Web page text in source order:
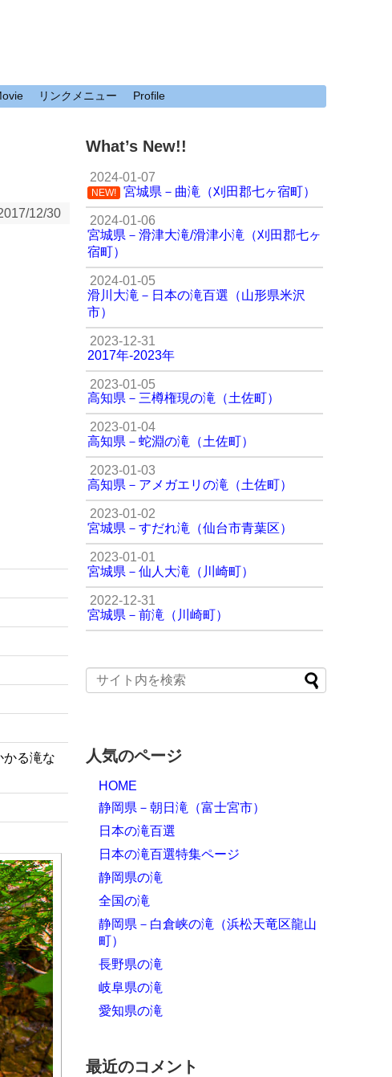
リンクメニュー Profile
12/30
かる滝な
What’s New!!
2024-01-07
NEW! 宮城県－曲滝（刈田郡七ヶ宿町）
2024-01-06
宮城県－滑津大滝/滑津小滝（刈田郡七ヶ
宿町）
2024-01-05
滑川大滝－日本の滝百選（山形県米沢
市）
2023-12-31
2017年-2023年
2023-01-05
高知県－三樽権現の滝（土佐町）
2023-01-04
高知県－蛇淵の滝（土佐町）
2023-01-03
高知県－アメガエリの滝（土佐町）
2023-01-02
宮城県－すだれ滝（仙台市青葉区）
2023-01-01
宮城県－仙人大滝（川崎町）
2022-12-31
宮城県－前滝（川崎町）
人気のページ
HOME
静岡県－朝日滝（富士宮市）
日本の滝百選
日本の滝百選特集ページ
静岡県の滝
全国の滝
静岡県－白倉峡の滝（浜松天竜区龍山
町）
長野県の滝
岐阜県の滝
愛知県の滝
最近のコメント